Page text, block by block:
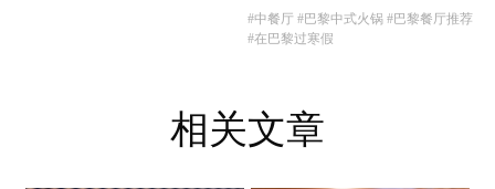
#中餐厅 #巴黎中式火锅 #巴黎餐厅推荐
#在巴黎过寒假
相关文章